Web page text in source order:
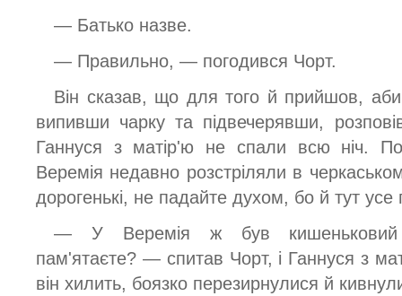
— Батько назве.
— Правильно, — погодився Чорт.
Він сказав, що для того й прийшов,
випивши чарку та підвечерявши,
Ганнуся з матір'ю не спали всю ніч.
Веремія недавно розстріляли в
дорогенькі, не падайте духом, бо й тут усе
— У Веремія ж був кишеньковий
пам'ятаєте? — спитав Чорт, і Ганнуся з
він хилить, боязко перезирнулися й